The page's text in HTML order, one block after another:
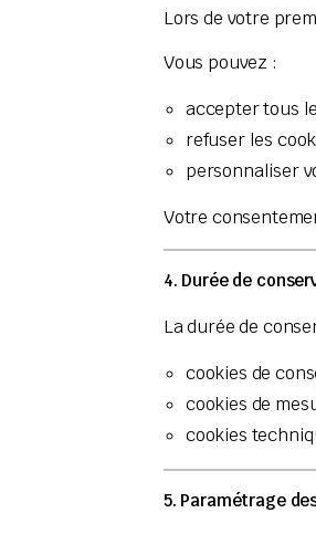
Lors de votre
Vous pouvez :
accepter tous
refuser les
personnaliser
Votre
4. Durée de
La durée de
cookies de
cookies de
cookies
5. Paramétrage